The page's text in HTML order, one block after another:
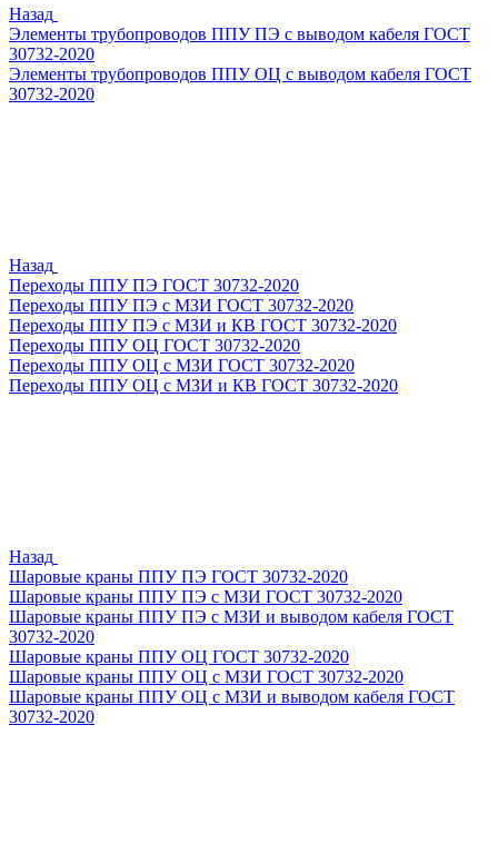
Назад
Элементы трубопроводов ППУ ПЭ с выводом кабеля ГОСТ
30732-2020
Элементы трубопроводов ППУ ОЦ с выводом кабеля ГОСТ
30732-2020
Назад
Переходы ППУ ПЭ ГОСТ 30732-2020
Переходы ППУ ПЭ с МЗИ ГОСТ 30732-2020
Переходы ППУ ПЭ с МЗИ и КВ ГОСТ 30732-2020
Переходы ППУ ОЦ ГОСТ 30732-2020
Переходы ППУ ОЦ с МЗИ ГОСТ 30732-2020
Переходы ППУ ОЦ с МЗИ и КВ ГОСТ 30732-2020
Назад
Шаровые краны ППУ ПЭ ГОСТ 30732-2020
Шаровые краны ППУ ПЭ с МЗИ ГОСТ 30732-2020
Шаровые краны ППУ ПЭ с МЗИ и выводом кабеля ГОСТ
30732-2020
Шаровые краны ППУ ОЦ ГОСТ 30732-2020
Шаровые краны ППУ ОЦ с МЗИ ГОСТ 30732-2020
Шаровые краны ППУ ОЦ с МЗИ и выводом кабеля ГОСТ
30732-2020